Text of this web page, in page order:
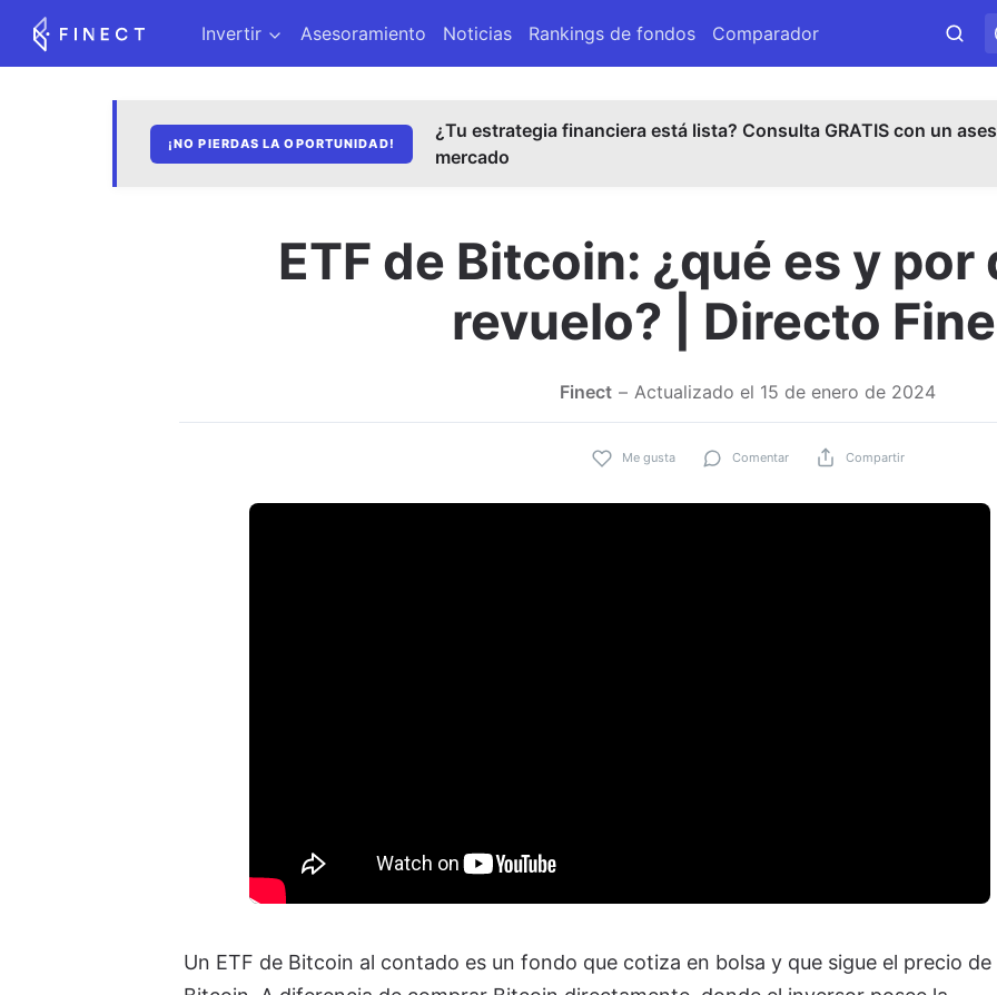
Invertir Asesoramiento Noticias Rankings de fondos Comparador
¡NO PIERDAS LA OPORTUNIDAD!
¿Tu estrategia financiera está lista? Consulta GRATIS con un
mercado
ETF de Bitcoin: ¿qué es y
revuelo? | Directo
Finect Actualizado el 15 de enero de 2024
Me gusta Comentar Compartir
Un ETF de Bitcoin al contado es un fondo que cotiza en bolsa y que sigue el precio de